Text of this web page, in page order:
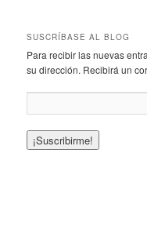
SUSCRÍBASE AL BLOG
Para recibir las nuevas
su dirección. Recibirá un